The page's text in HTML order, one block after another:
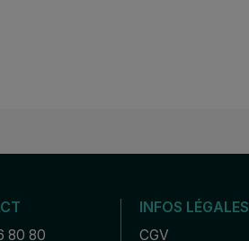
80 80
INFOS LÉGALES
CGV